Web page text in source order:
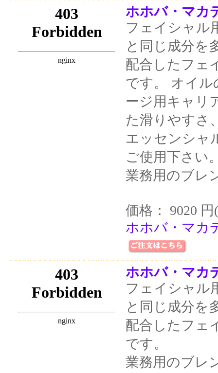
ホホバ・マカ
フェイシャル
と同じ成分を
配合したフェ
です。 オイ
ージ用キャリ
た滑りやすさ
エッセンシャ
ご使用下さい
業務用のブレ
価格： 9020
ホホバ・マカ
ホホバ・マカ
フェイシャル
と同じ成分を
配合したフェ
です。
業務用のブレ